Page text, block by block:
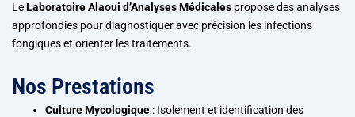
LeLaboratoire Alaoui d’Analyses Médicales propose des analyses
approfondies pour diagnostiquer avec précision les infections
fongiques et orienter les traitements.
Nos Prestations
Culture Mycologique : Isolement et identification des